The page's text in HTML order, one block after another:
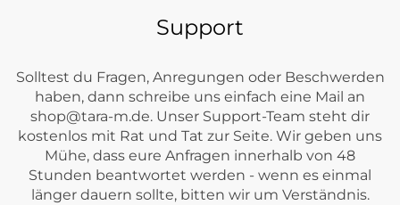
Support
Solltest du Fragen, Anregungen oder Beschwerden
haben, dann schreibe uns einfach eine Mail an
shop@tara-m.de. Unser Support-Team steht dir
kostenlos mit Rat und Tat zur Seite. Wir geben uns
Mühe, dass eure Anfragen innerhalb von 48
Stunden beantwortet werden - wenn es einmal
länger dauern sollte, bitten wir um Verständnis.